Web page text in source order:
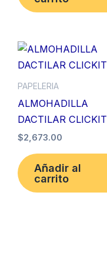
PAPELERIA
ALMOHADILLA
DACTILAR CLICKIT
$2,673.00
Añadir al
carrito